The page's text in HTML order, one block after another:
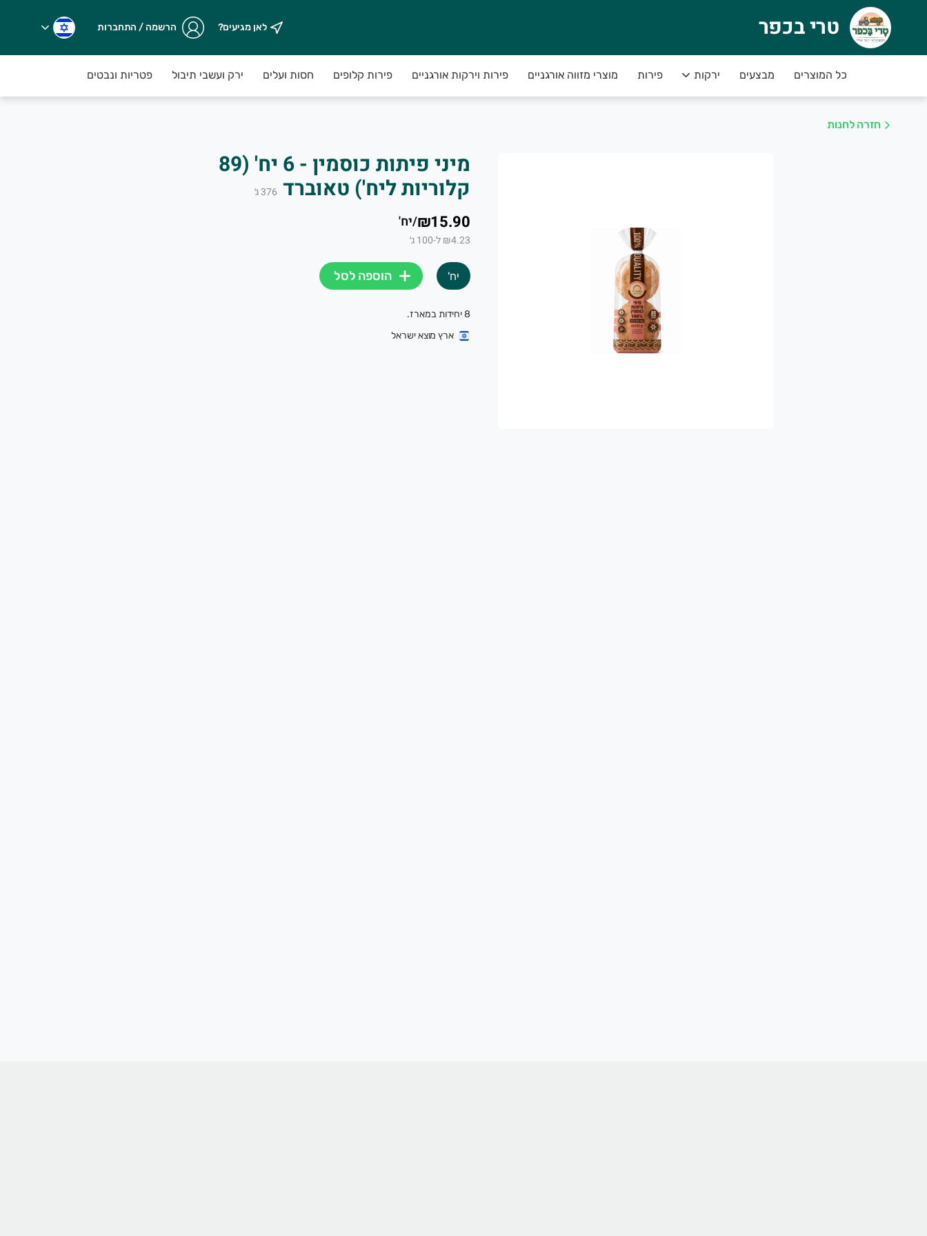
טרי בכפר טרי בכפר לאן מגיעים? הרשמה / התחברות
כל המוצרים מבצעים ירקות פירות מוצרי מזווה אורגניים פירות וירקות אורגניים פירות קלופים חסות ועלים ירק ועשבי תיבול פטריות ונבטים
חזרה לחנות
מיני פיתות כוסמין - 6 יח' (89
קלוריות ליח') טאוברד 376ג׳
₪15.90
/יח'
₪4.23 ל-100 ג׳
יח' הוספה לסל
8 יחידות במארז.
ארץ מוצא ישראל